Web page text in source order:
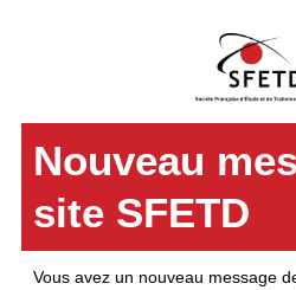
Nouveau
site SFETD
Vous avez un nouveau message